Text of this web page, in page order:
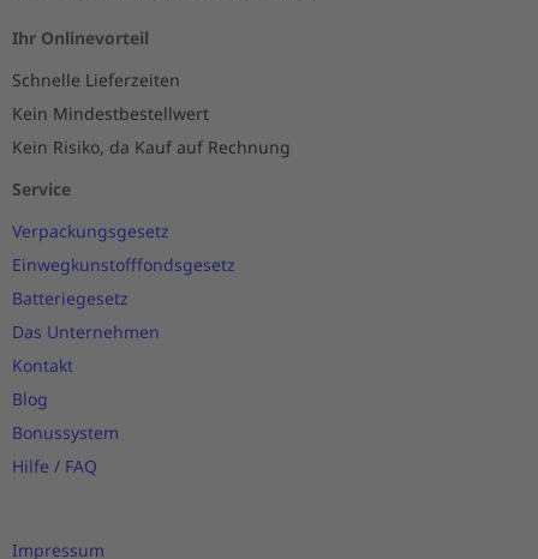
Ihr Onlinevorteil
Schnelle Lieferzeiten
Kein Mindestbestellwert
Kein Risiko, da Kauf auf Rechnung
Service
Verpackungsgesetz
Einwegkunstofffondsgesetz
Batteriegesetz
Das Unternehmen
Kontakt
Blog
Bonussystem
Hilfe / FAQ
Impressum